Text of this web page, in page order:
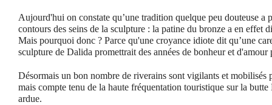
Aujourd'hui on constate qu’une tradition quelque peu douteuse a
contours des seins de la sculpture : la patine du bronze a en effet
Mais pourquoi donc ? Parce qu'une croyance idiote dit qu’une
sculpture de Dalida promettrait des années de bonheur et d'amour
Désormais un bon nombre de riverains sont vigilants et
mais compte tenu de la haute fréquentation touristique sur la
ardue.